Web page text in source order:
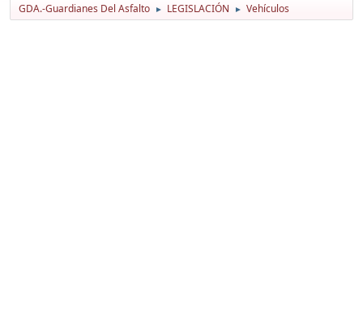
GDA.-Guardianes Del Asfalto ► LEGISLACIÓN ► Vehículos